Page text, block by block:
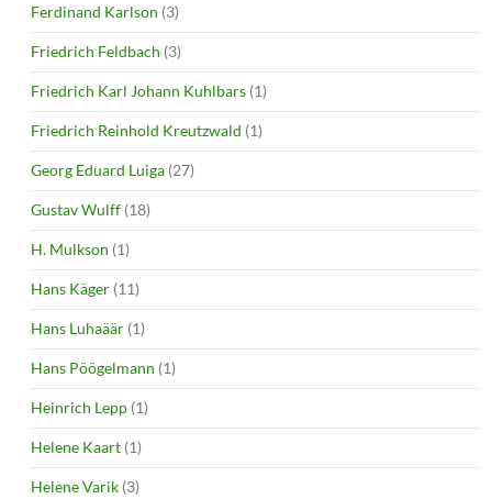
Ferdinand Karlson (3)
Friedrich Feldbach (3)
Friedrich Karl Johann Kuhlbars (1)
Friedrich Reinhold Kreutzwald (1)
Georg Eduard Luiga (27)
Gustav Wulff (18)
H. Mulkson (1)
Hans Käger (11)
Hans Luhaäär (1)
Hans Pöögelmann (1)
Heinrich Lepp (1)
Helene Kaart (1)
Helene Varik (3)